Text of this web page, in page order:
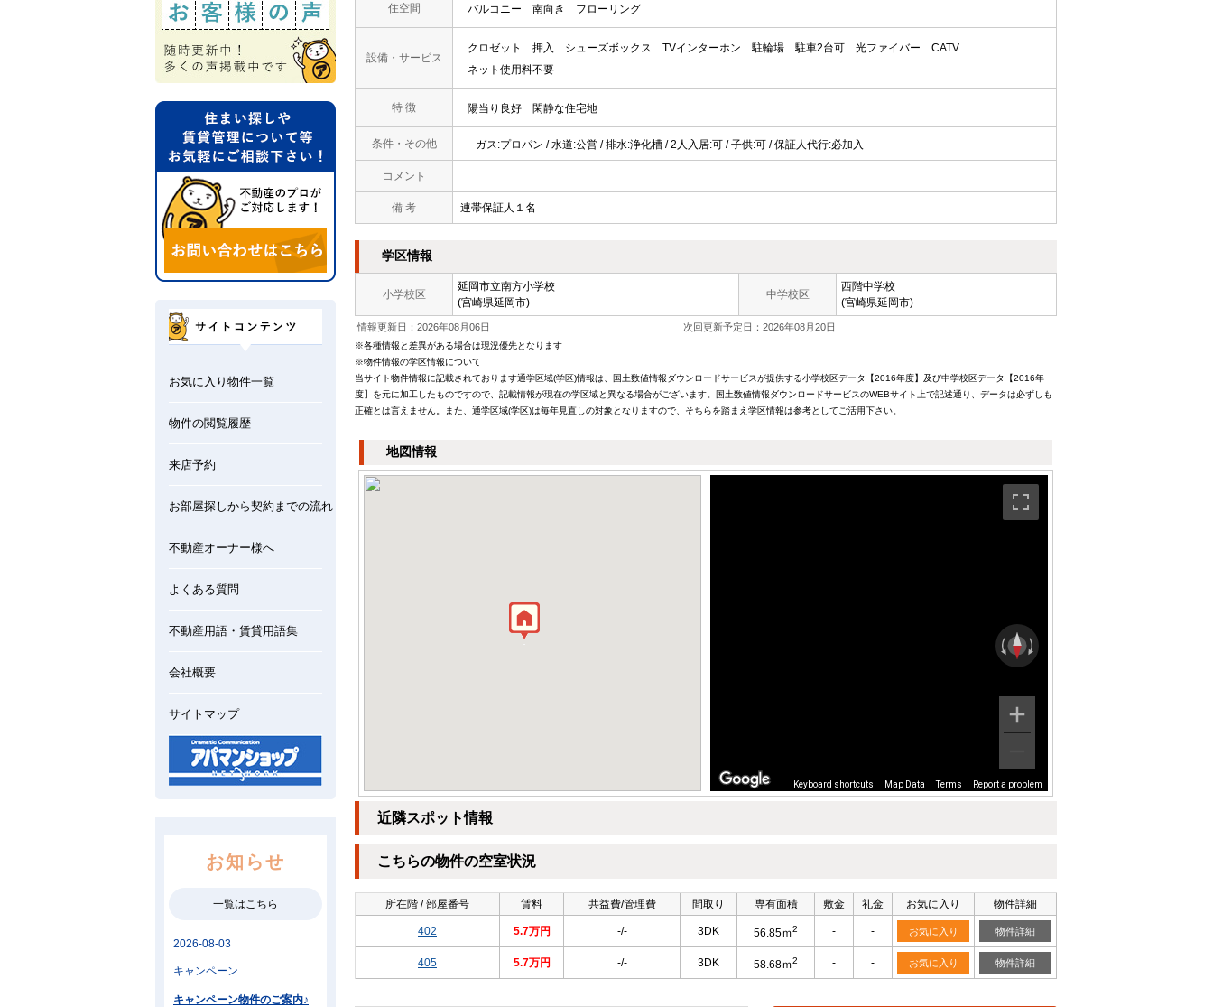
住空間 バルコニー 南向き フローリング
設備・サービス
クロゼット 押入 シューズボックス TVインターホン 駐輪場 駐車2台可 光ファイバー
CATV
ネット使用料不要
特 徴 陽当り良好 閑静な住宅地
条件・その他 ガス:プロパン / 水道:公営 / 排水:浄化槽 / 2人入居:可 / 子供:可 / 保証人代行:必加入
コメント
備 考 連帯保証人１名
学区情報
小学校区
延岡市立南方小学校
(宮崎県延岡市)
中学校区
西階中学校
(宮崎県延岡市)
情報更新日：2026年08月06日 次回更新予定日：2026年08月20日
※各種情報と差異がある場合は現況優先となります
※物件情報の学区情報について
当サイト物件情報に記載されております通学区域(学区)情報は、国土数値情報ダウンロードサービスが提供する小学校区データ【2016年度】及び中学校区データ【2016年
度】を元に加工したものですので、記載情報が現在の学区域と異なる場合がございます。国土数値情報ダウンロードサービスのWEBサイト上で記述通り、データは必ずしも
正確とは言えません。また、通学区域(学区)は毎年見直しの対象となりますので、そちらを踏まえ学区情報は参考としてご活用下さい。
地図情報
Keyboard shortcuts Map Data Terms Report a problem
近隣スポット情報
こちらの物件の空室状況
所在階 / 部屋番号 賃料 共益費/管理費 間取り 専有面積 敷金 礼金 お気に入り 物件詳細
402 5.7万円 -/- 3DK 56.85ｍ2 - - お気に入り 物件詳細
405 5.7万円 -/- 3DK 58.68ｍ2 - - お気に入り 物件詳細
お気に入り物件一覧
物件の閲覧履歴
来店予約
お部屋探しから契約までの流れ
不動産オーナー様へ
よくある質問
不動産用語・賃貸用語集
会社概要
サイトマップ
お知らせ
一覧はこちら